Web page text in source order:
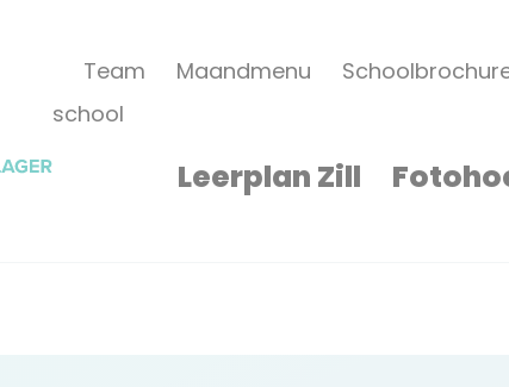
Team Maandmenu
school
Leerplan Zill